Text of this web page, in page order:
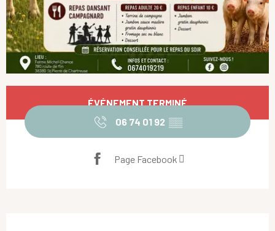
Ouverture et coordonnées
ÉVÉNEMENT TERMINÉ
06 74 01 92 ▒▒
Page Facebook